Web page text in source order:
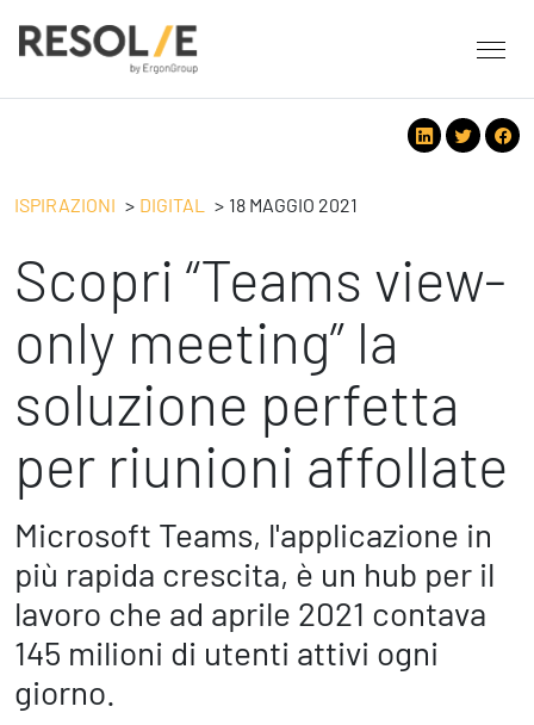
Servizi
People
Strategy
Future
Operation
Safety
Tecnologie
Eventi
Ispirazioni
Formazione
Contatti
People
Leadership
Benessere Organizzativo & Sostenibile
Performance Management
Strategy
Change Management
Business Process Improvement
Marketing Strategico
Finanza Strategica
231 Gestione Rischi
Future
ISPIRAZIONI DIGITAL 18 MAGGIO 2021
Scopri “Teams view-
only meeting” la
soluzione perfetta
per riunioni affollate
Microsoft Teams, l'applicazione in
più rapida crescita, è un hub per il
lavoro che ad aprile 2021 contava
145 milioni di utenti attivi ogni
giorno.